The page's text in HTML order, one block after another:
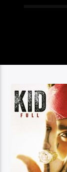
EN CE MOMENT
SUNSET
HUSKY